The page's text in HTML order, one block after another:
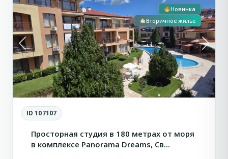
Previous Next
Новинка
Вторичное жилье
ID 107107
Просторная студия в 180 метрах от моря
в комплексе Panorama Dreams, Св...